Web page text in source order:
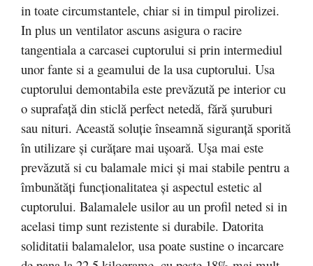
in toate circumstantele, chiar si in timpul pirolizei.
In plus un ventilator ascuns asigura o racire
tangentiala a carcasei cuptorului si prin intermediul
unor fante si a geamului de la usa cuptorului. Usa
cuptorului demontabila este prevăzută pe interior cu
o suprafaţă din sticlă perfect netedă, fără şuruburi
sau nituri. Această soluţie înseamnă siguranţă sporită
în utilizare şi curăţare mai uşoară. Uşa mai este
prevăzută si cu balamale mici şi mai stabile pentru a
îmbunătăţi funcţionalitatea şi aspectul estetic al
cuptorului. Balamalele usilor au un profil neted si in
acelasi timp sunt rezistente si durabile. Datorita
soliditatii balamalelor, usa poate sustine o incarcare